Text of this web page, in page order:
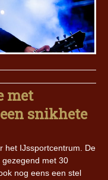
met
snikhete
het IJssportcentrum. De
met 30
nog eens een stel